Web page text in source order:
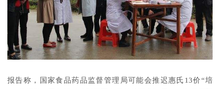
报告称，国家食品药品监督管理局可能会推迟惠氏13价“培